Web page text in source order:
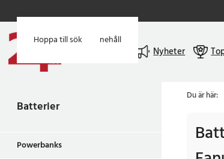
Hoppa till huvudinnehåll
Hoppa till sök
Nyheter
Batterier
Powerbanks
Du är här: